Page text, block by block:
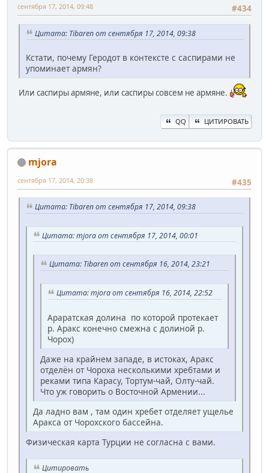
#434
сентября 17, 2014, 09:48
Цитата: Tibaren от сентября 17, 2014, 09:38
Кстати, почему Геродот в контексте с саспирами не
упоминает армян?
Или саспиры армяне, или саспиры совсем не армяне.
QQ ЦИТИРОВАТЬ
mjora
#435
сентября 17, 2014, 20:38
Цитата: Tibaren от сентября 17, 2014, 09:38
Цитата: mjora от сентября 17, 2014, 00:01
Цитата: Tibaren от сентября 16, 2014, 23:21
Цитата: mjora от сентября 16, 2014, 22:52
Араратская долина по которой протекает
р. Аракс конечно смежна с долиной р.
Чорох)
Даже на крайнем западе, в истоках, Аракс
отделён от Чороха несколькими хребтами и
реками типа Карасу, Тортум-чай, Олту-чай.
Что уж говорить о Восточной Армении...
Да ладно вам , там один хребет отделяет ущелье
Аракса от Чорохского бассейна.
Физическая карта Турции не согласна с вами.
Цитировать